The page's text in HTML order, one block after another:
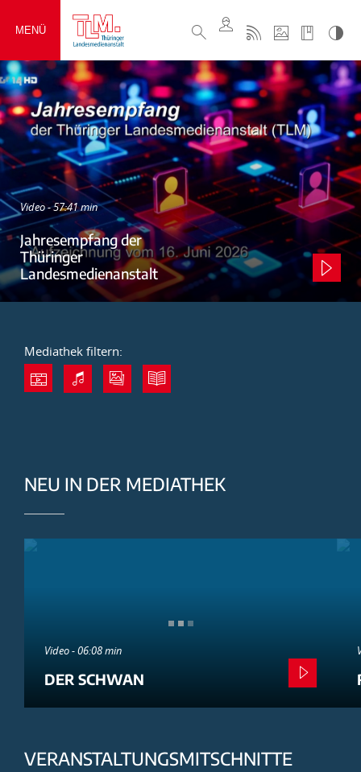
MENÜ
Video - 57:41 min
Jahresempfang der
Thüringer
Landesmedienanstalt
Mediathek filtern:
NEU IN DER MEDIATHEK
Video - 06:08 min
DER SCHWAN
VERANSTALTUNGSMITSCHNITTE